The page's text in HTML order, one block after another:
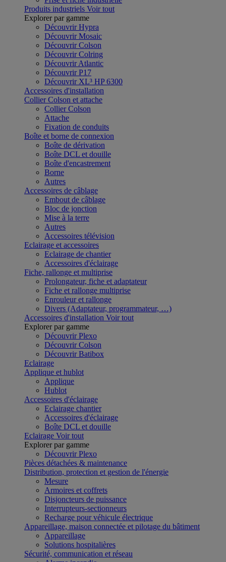
Produits industriels Voir tout
Explorer par gamme
Découvrir Hypra
Découvrir Mosaic
Découvrir Colson
Découvrir Colring
Découvrir Atlantic
Découvrir P17
Découvrir XL³ HP 6300
Accessoires d'installation
Collier Colson et attache
Collier Colson
Attache
Fixation de conduits
Boîte et borne de connexion
Boîte de dérivation
Boîte DCL et douille
Boîte d'encastrement
Borne
Autres
Accessoires de câblage
Embout de câblage
Bloc de jonction
Mise à la terre
Autres
Accessoires télévision
Eclairage et accessoires
Eclairage de chantier
Accessoires d'éclairage
Fiche, rallonge et multiprise
Prolongateur, fiche et adaptateur
Fiche et rallonge multiprise
Enrouleur et rallonge
Divers (Adaptateur, programmateur, …)
Accessoires d'installation Voir tout
Explorer par gamme
Découvrir Plexo
Découvrir Colson
Découvrir Batibox
Eclairage
Applique et hublot
Applique
Hublot
Accessoires d'éclairage
Eclairage chantier
Accessoires d'éclairage
Boîte DCL et douille
Eclairage Voir tout
Explorer par gamme
Découvrir Plexo
Pièces détachées & maintenance
Distribution, protection et gestion de l'énergie
Mesure
Armoires et coffrets
Disjoncteurs de puissance
Interrupteurs-sectionneurs
Recharge pour véhicule électrique
Appareillage, maison connectée et pilotage du bâtiment
Appareillage
Solutions hospitalières
Sécurité, communication et réseau